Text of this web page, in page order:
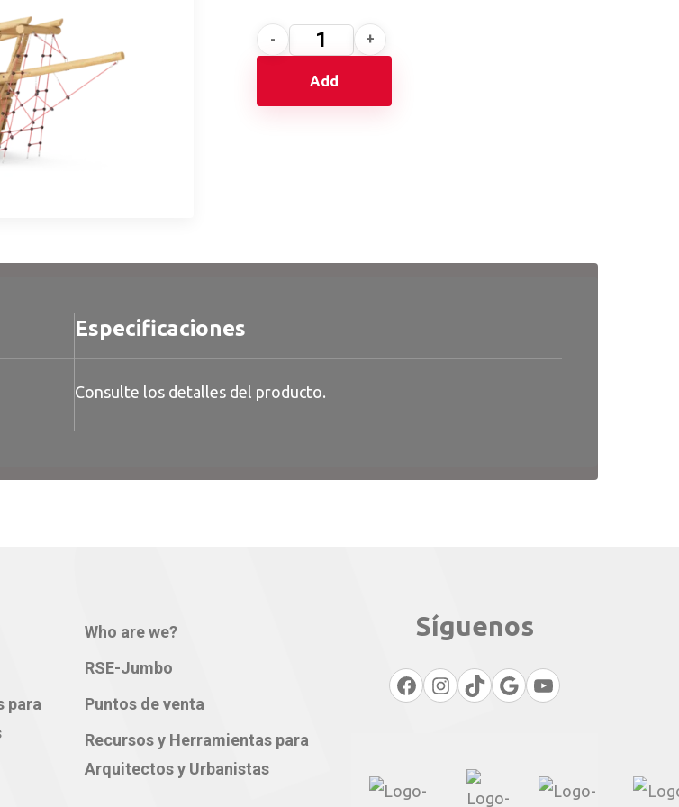
Add
Especificaciones
Consulte los detalles del producto.
para
Who are we?
RSE-Jumbo
Puntos de venta
Recursos y Herramientas para
Arquitectos y Urbanistas
Síguenos
Policies
Actions
TikTok
GoogleYoutube